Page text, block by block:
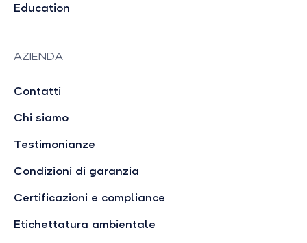
Education
AZIENDA
Contatti
Chi siamo
Testimonianze
Condizioni di garanzia
Certificazioni e compliance
Etichettatura ambientale